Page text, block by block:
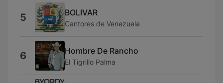
5 BOLIVAR
Cantores de Venezuela
6 Hombre De Rancho
El Tigrillo Palma